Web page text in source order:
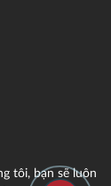
tôi, bạn sẽ luôn